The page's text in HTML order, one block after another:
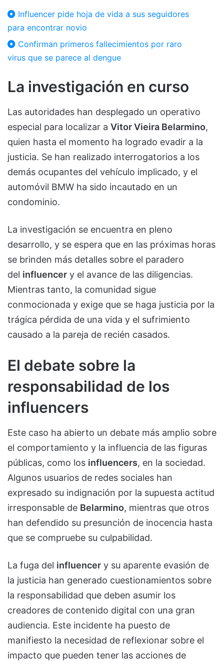
Influencer pide hoja de vida a sus seguidores
para encontrar novio
Confirman primeros fallecimientos por raro
virus que se parece al dengue
La investigación en curso
Las autoridades han desplegado un operativo
especial para localizar a Vitor Vieira Belarmino,
quien hasta el momento ha logrado evadir a la
justicia. Se han realizado interrogatorios a los
demás ocupantes del vehículo implicado, y el
automóvil BMW ha sido incautado en un
condominio.
La investigación se encuentra en pleno
desarrollo, y se espera que en las próximas horas
se brinden más detalles sobre el paradero
del influencer y el avance de las diligencias.
Mientras tanto, la comunidad sigue
conmocionada y exige que se haga justicia por la
trágica pérdida de una vida y el sufrimiento
causado a la pareja de recién casados.
El debate sobre la
responsabilidad de los
influencers
Este caso ha abierto un debate más amplio sobre
el comportamiento y la influencia de las figuras
públicas, como los influencers, en la sociedad.
Algunos usuarios de redes sociales han
expresado su indignación por la supuesta actitud
irresponsable de Belarmino, mientras que otros
han defendido su presunción de inocencia hasta
que se compruebe su culpabilidad.
La fuga del influencer y su aparente evasión de
la justicia han generado cuestionamientos sobre
la responsabilidad que deben asumir los
creadores de contenido digital con una gran
audiencia. Este incidente ha puesto de
manifiesto la necesidad de reflexionar sobre el
impacto que pueden tener las acciones de